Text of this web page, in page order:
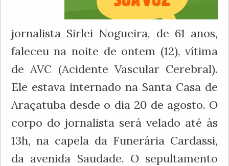
jornalista Sirlei Nogueira, de 61 anos,
faleceu na noite de ontem (12), vítima
de AVC (Acidente Vascular Cerebral).
Ele estava internado na Santa Casa de
Araçatuba desde o dia 20 de agosto. O
corpo do jornalista será velado até às
13h, na capela da Funerária Cardassi,
da avenida Saudade. O sepultamento